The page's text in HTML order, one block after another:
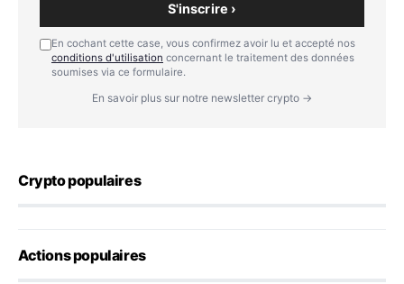
S'inscrire ›
En cochant cette case, vous confirmez avoir lu et accepté nos
conditions d'utilisation concernant le traitement des données
soumises via ce formulaire.
En savoir plus sur notre newsletter crypto →
Crypto populaires
Actions populaires